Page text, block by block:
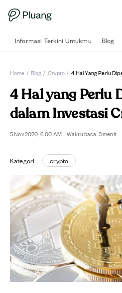
Informasi Terkini Untukmu Blog
Home / Blog / Crypto /
4 Hal yang Perlu
dalam Investasi
5 Nov 2020, 6:00 AM · Waktu baca:3menit
Kategori crypto